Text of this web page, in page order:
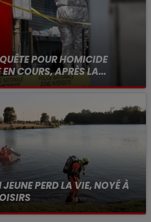
POUR HOMICIDE
COURS, APRÈS LA...
éléments, le logement servait
PERD LA VIE, NOYÉ À
à pic